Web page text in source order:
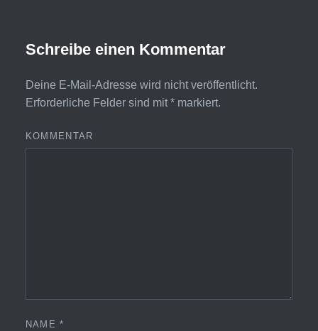
Schreibe einen Kommentar
Deine E-Mail-Adresse wird nicht veröffentlicht.
Erforderliche Felder sind mit *markiert.
KOMMENTAR
NAME*